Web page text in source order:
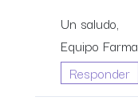
Un saludo,
Equipo
Responder